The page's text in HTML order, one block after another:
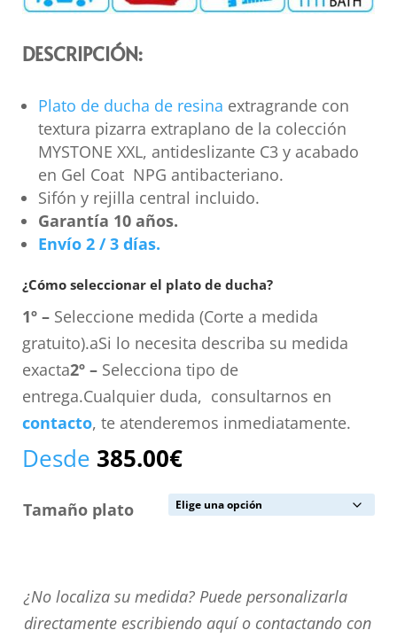
DESCRIPCIÓN:
Plato de ducha de resina extragrande con
textura pizarra extraplano de la colección
MYSTONE XXL, antideslizante C3 y acabado
en Gel Coat NPG antibacteriano.
Sifón y rejilla central incluido.
Garantía 10 años.
Envío 2 / 3 días.
¿Cómo seleccionar el plato de ducha?
1º –Seleccione medida (Corte a medida
gratuito).aSi lo necesita describa su medida
exacta2º –Selecciona tipo de
entrega.Cualquier duda, consultarnos en
contacto, te atenderemos inmediatamente.
Desde 385.00€
Tamaño plato
¿No
localiza
¿No localiza su medida? Puede personalizarla
directamente escribiendo aquí o contactando con